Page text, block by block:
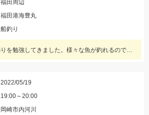
福田周辺
福田港海豊丸
船釣り
コマセ真鯛の釣りを勉強してきました。様々な魚が釣れるので水面に上がってくるまでドキドキです!!
2022/05/19
19:00～20:00
岡崎市内河川